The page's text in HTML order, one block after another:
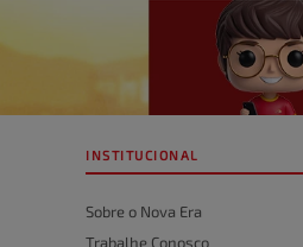
INSTITUCIONAL
Sobre o Nova Era
Trabalhe Conosco